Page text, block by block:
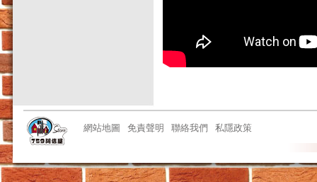
網站地圖 免責聲明 聯絡我們 私隱政策